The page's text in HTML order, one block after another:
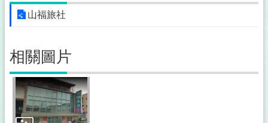
紹
登
熱
防
治
專
及
山福旅社
相關圖片